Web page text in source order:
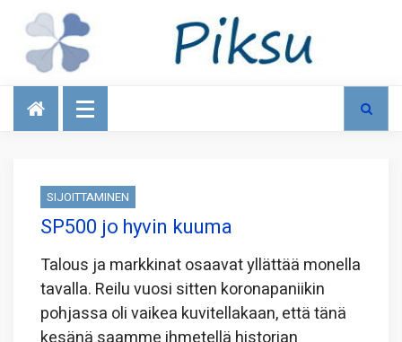
Talous
SIJOITTAMINEN
SP500 jo hyvin kuuma
Talous ja markkinat osaavat yllättää monella
tavalla. Reilu vuosi sitten koronapaniikin
pohjassa oli vaikea kuvitellakaan, että tänä